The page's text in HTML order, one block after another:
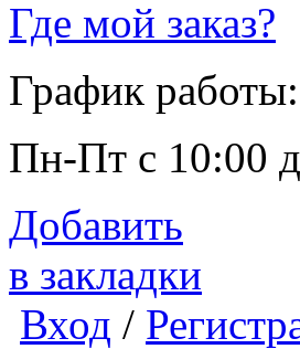
Где мой заказ?
График работы:
Пн-Пт с 10:00
Добавить
в закладки
Вход /